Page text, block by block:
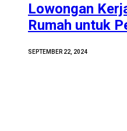
Lowongan
Rumah untuk
SEPTEMBER 22, 2024